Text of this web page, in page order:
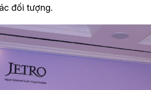
đối tượng.